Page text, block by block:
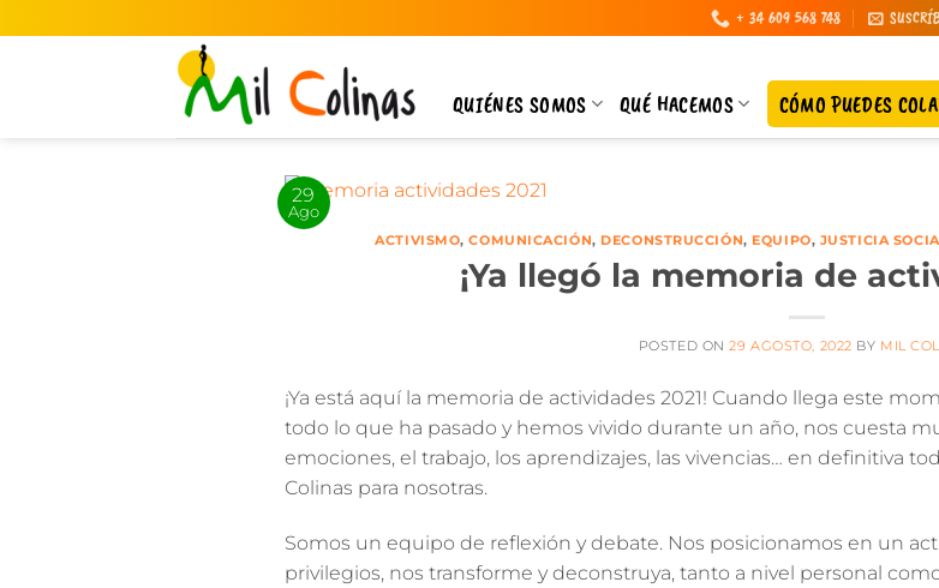
+ 34 609 568 748
QUIÉNES SOMOS QUÉ HACEMOS CÓMO PUEDES
29
Ago
ACTIVISMO,COMUNICACIÓN, DECONSTRUCCIÓN, EQUIPO, JUSTICIA
¡Ya llegó la memoria de
POSTED ON29 AGOSTO, 2022 BY MIL
¡Ya está aquí la memoria de actividades 2021! Cuando llega este
todo lo que ha pasado y hemos vivido durante un año, nos cuesta
emociones, el trabajo, los aprendizajes, las vivencias… en definitiva
Colinas para nosotras.
Somos un equipo de reflexión y debate. Nos posicionamos en un
privilegios, nos transforme y deconstruya, tanto a nivel personal